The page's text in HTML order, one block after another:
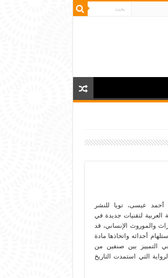
أحمد عيسى، تويا للنشر
الرواية العربية لتقنيات جديدة في
والموروث الإنساني، قد
أحداثه واتخاذها مادة
التمييز بين صنفين من
التي استمدت التاريخ